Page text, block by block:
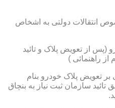
انتقالات دولتی به اشخاص
(پس از تعویض پلاک و تائید
راهنمائی )
تعویض پلاک خودرو بنام
از ۲۳/۰۷/۸۴ که طبق تائید سازمان ثبت نیاز به بنچاق